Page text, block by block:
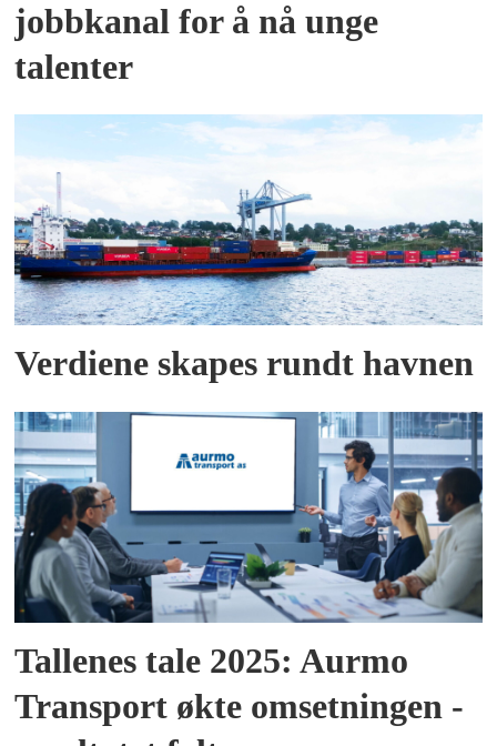
jobbkanal for å nå unge
talenter
Verdiene skapes rundt havnen
Tallenes tale 2025: Aurmo
Transport økte omsetningen -